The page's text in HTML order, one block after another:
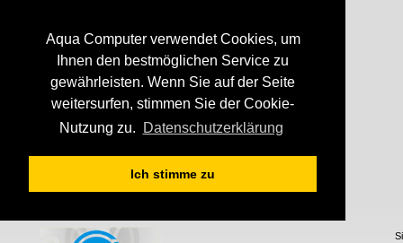
Aqua Computer verwendet Cookies, um
Ihnen den bestmöglichen Service zu
gewährleisten. Wenn Sie auf der Seite
weitersurfen, stimmen Sie der Cookie-
Nutzung zu.
Datenschutzerklärung
Ich stimme zu